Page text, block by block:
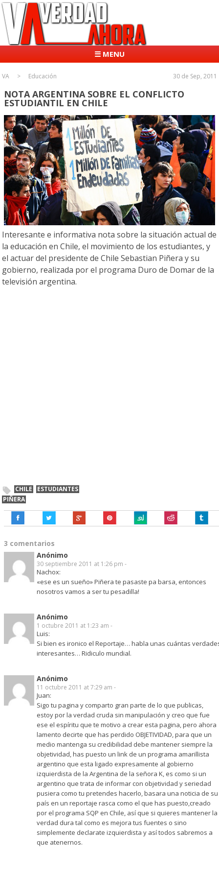
☰ MENU
VA Educación 30 de Sep, 2011
NOTA ARGENTINA SOBRE EL CONFLICTO
ESTUDIANTIL EN CHILE
Interesante e informativa nota sobre la situación actual de
la educación en Chile, el movimiento de los estudiantes, y
el actuar del presidente de Chile Sebastian Piñera y su
gobierno, realizada por el programa Duro de Domar de la
televisión argentina.
CHILE ESTUDIANTES
PIÑERA
3 comentarios
Anónimo
30 septiembre 2011 at 1:26 pm -
Nachox:
«ese es un sueño» Piñera te pasaste pa barsa, entonces
nosotros vamos a ser tu pesadilla!
Anónimo
1 octubre 2011 at 1:23 am -
Luis:
Si bien es ironico el Reportaje… habla unas cuántas
interesantes… Ridiculo mundial.
Anónimo
11 octubre 2011 at 7:29 am -
Juan:
Sigo tu pagina y comparto gran parte de lo que publicas,
estoy por la verdad cruda sin manipulación y creo que fue
ese el espíritu que te motivo a crear esta pagina, pero ahora
lamento decirte que has perdido OBJETIVIDAD, para que un
medio mantenga su credibilidad debe mantener siempre la
objetividad, has puesto un link de un programa amarillista
argentino que esta ligado expresamente al gobierno
izquierdista de la Argentina de la señora K, es como si un
argentino que trata de informar con objetividad y seriedad
pusiera como tu pretendes hacerlo, basara una noticia de su
país en un reportaje rasca como el que has puesto,creado
por el programa SQP en Chile, así que si quieres mantener la
verdad dura tal como es mejora tus fuentes o sino
simplemente declarate izquierdista y así todos sabremos a
que atenernos.